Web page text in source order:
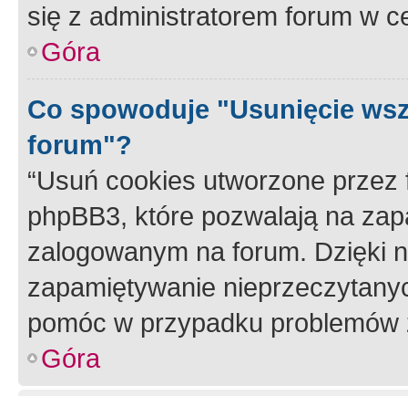
się z administratorem forum w
Góra
Co spowoduje "Usunięcie
forum"?
“Usuń cookies utworzone
phpBB3, które pozwalają na
zalogowanym na forum. Dzięki
zapamiętywanie
pomóc w przypadku
Góra